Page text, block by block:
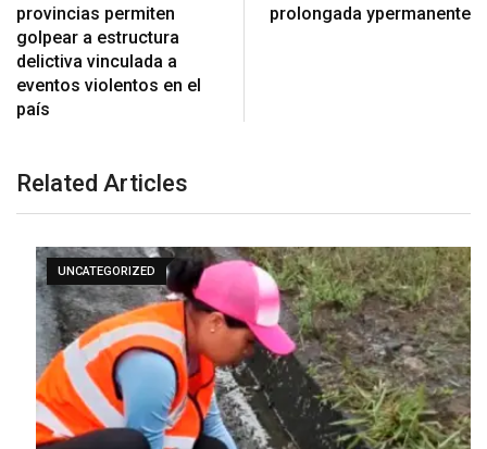
provincias permiten
golpear a estructura
delictiva vinculada a
eventos violentos en el
país
prolongada ypermanente
Related Articles
UNCATEGORIZED